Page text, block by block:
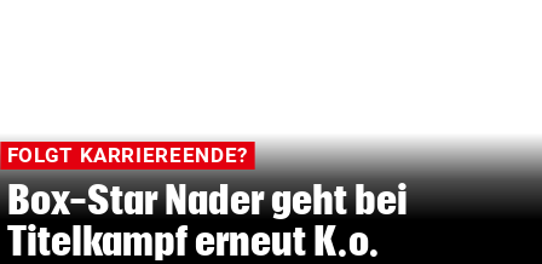
FOLGT KARRIEREENDE?
Box-Star Nader geht bei
Titelkampf erneut K.o.